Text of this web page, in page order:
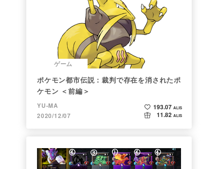
ゲーム
ポケモン都市伝説：裁判で存在を消されたポ
ケモン ＜前編＞
YU-MA
2020/12/07
193.07 ALIS
11.82 ALIS